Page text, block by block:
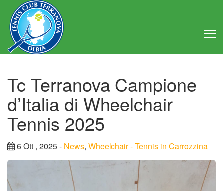
Club
Consiglio Direttivo
Statuto
Tc Terranova Campione
d’Italia di Wheelchair
Tennis 2025
6 Ott , 2025 - News, Wheelchair - Tennis in Carrozzina